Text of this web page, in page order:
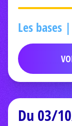
Les bases
Du 03/